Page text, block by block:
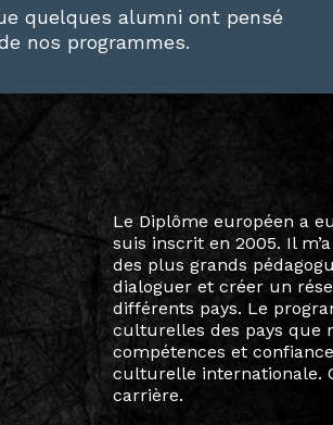
quelques alumni ont pensé
nos programmes.
Le destin a voulu que ma
arts soient étroitement
Marcel Hicter, j’ai intégré
vibrant, qui s’est étendu
quelques mois, j’invitais
allant de Baguio City à
Manille, Tokyo et
consistant à connecter
continents.